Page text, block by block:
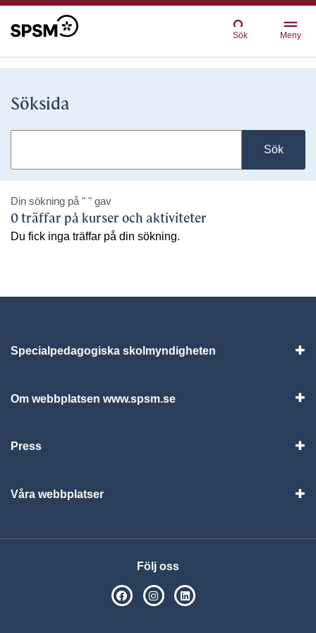
Sök Meny
Söksida
Sök
Din sökning på " " gav
0 träffar på kurser och aktiviteter
Du fick inga träffar på din sökning.
Specialpedagogiska skolmyndigheten
Om webbplatsen www.spsm.se
Press
Våra webbplatser
Följ oss
SPSM på Facebook
SPSM på Instagram